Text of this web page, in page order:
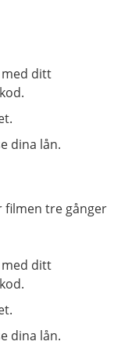
med ditt
dina lån.
filmen tre gånger
med ditt
dina lån.